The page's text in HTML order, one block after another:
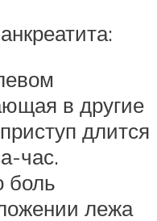
в другие
длится
час.
боль
лежа